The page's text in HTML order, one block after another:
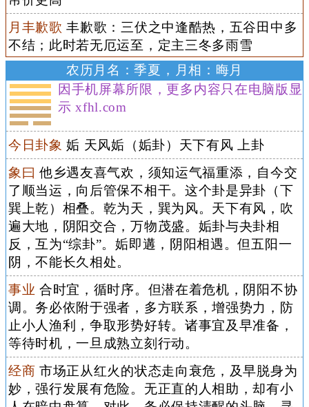
月丰歉歌 丰歉歌：三伏之中逢酷热，五谷田中多
不结；此时若无厄运至，定主三冬多雨雪
农历月名：季夏，月相：晦月
因手机屏幕所限，更多内容只在电脑版显
示 xfhl.com
今日卦象 姤 天风姤（姤卦）天下有风 上卦
象曰 他乡遇友喜气欢，须知运气福重添，自今交
了顺当运，向后管保不相干。这个卦是异卦（下
巽上乾）相叠。乾为天，巽为风。天下有风，吹
遍大地，阴阳交合，万物茂盛。姤卦与夬卦相
反，互为“综卦”。姤即遘，阴阳相遇。但五阳一
阴，不能长久相处。
事业 合时宜，循时序。但潜在着危机，阴阳不协
调。务必依附于强者，多方联系，增强势力，防
止小人渔利，争取形势好转。诸事宜及早准备，
等待时机，一旦成熟立刻行动。
经商 市场正从红火的状态走向衰危，及早脱身为
妙，强行发展有危险。无正直的人相助，却有小